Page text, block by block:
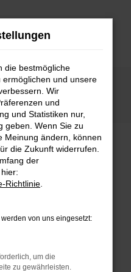
Audi A7 für Rostock Neuwagen Top
Angebote
– DIE
die bestmögliche
und unsere
Wir
und
und Statistiken nur,
geben. Wenn Sie zu
Meinung ändern, können
die Zukunft widerrufen.
der
Richtlinie
von uns eingesetzt:
um die
zu gewährleisten.